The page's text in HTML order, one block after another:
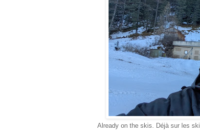
Already on the skis. Déjà sur les ski.